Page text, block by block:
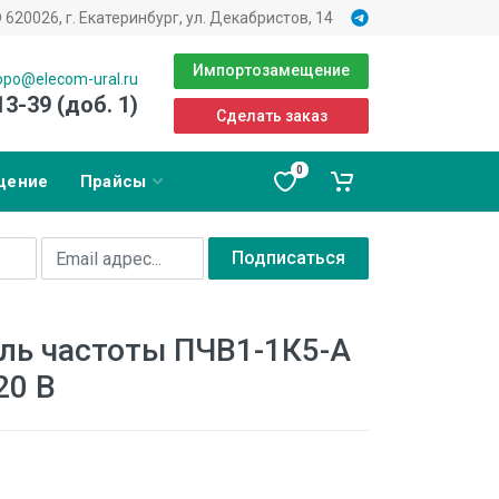
620026, г. Екатеринбург, ул. Декабристов, 14
ural.ru
39 (доб. 1)
Импортозамещение
Сделать заказ
Прайсы
0
Подписаться
частоты ПЧВ1-1К5-А
В